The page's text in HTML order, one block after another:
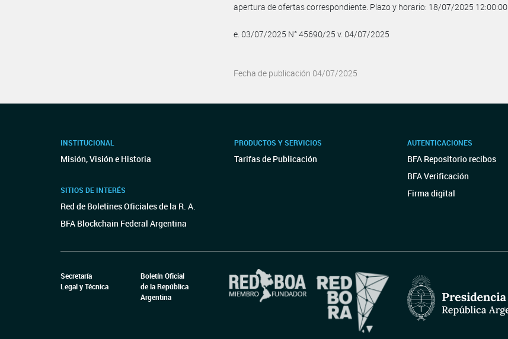
apertura de ofertas correspondiente. Plazo y horario: 18/07/2025 12:00:00
e. 03/07/2025 N° 45690/25 v. 04/07/2025
Fecha de publicación 04/07/2025
INSTITUCIONAL
Misión, Visión e Historia
SITIOS DE INTERÉS
Red de Boletines Oficiales de la R. A.
BFA Blockchain Federal Argentina
PRODUCTOS Y SERVICIOS
Tarifas de Publicación
AUTENTICACIONES
BFA Repositorio recibos
BFA Verificación
Firma digital
Secretaría
Legal y Técnica
Boletín Oficial
de la República
Argentina